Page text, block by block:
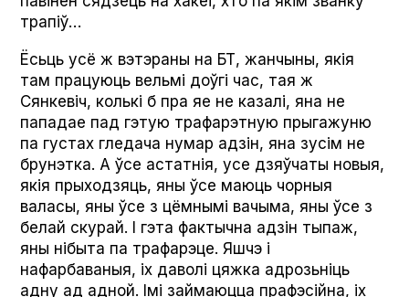
трапіў…
Ёсьць усё ж вэтэраны на БТ, жанчыны, якія
там працуюць вельмі доўгі час, тая ж
Сянкевіч, колькі б пра яе не казалі, яна не
пападае пад гэтую трафарэтную прыгажуню
па густах гледача нумар адзін, яна зусім не
брунэтка. А ўсе астатнія, усе дзяўчаты новыя,
якія прыходзяць, яны ўсе маюць чорныя
валасы, яны ўсе з цёмнымі вачыма, яны ўсе з
белай скурай. І гэта фактычна адзін тыпаж,
яны нібыта па трафарэце. Яшчэ і
нафарбаваныя, іх даволі цяжка адрозьніць
адну ад адной. Імі займаюцца прафэсійна, іх